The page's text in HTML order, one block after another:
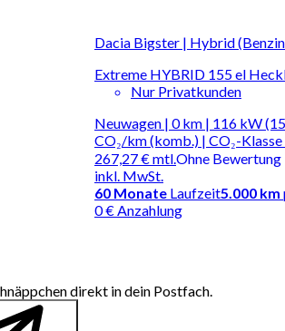
Dacia Bigster | Hybrid
Extreme HYBRID 155 el
Nur Privatkunden
Neuwagen | 0 km | 116 kW
CO₂/km (komb.) | CO₂-
267,27 €mtl.
inkl. MwSt.
Ohne Bewertung
60 Monate Laufzeit5.000 km
0 € Anzahlung
direkt in dein Postfach.